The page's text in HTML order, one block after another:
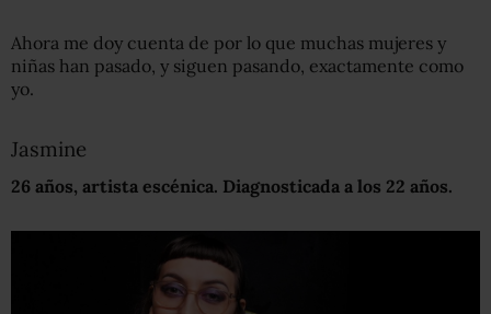
Ahora me doy cuenta de por lo que muchas mujeres y
niñas han pasado, y siguen pasando, exactamente como
yo.
Jasmine
26 años, artista escénica. Diagnosticada a los 22 años.